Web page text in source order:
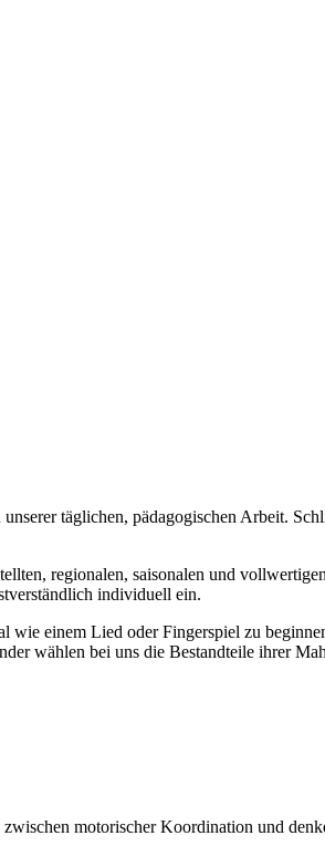
täglichen, pädagogischen Arbeit.
regionalen, saisonalen und
individuell ein.
einem Lied oder Fingerspiel zu
wählen bei uns die Bestandteile ihrer
motorischer Koordination und